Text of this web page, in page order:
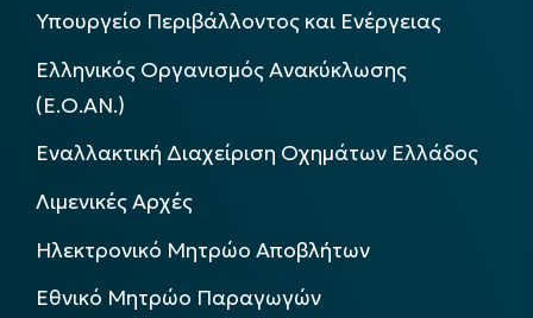
Υπουργείο Περιβάλλοντος και Ενέργειας
Ελληνικός Οργανισμός Ανακύκλωσης
(Ε.Ο.ΑΝ.)
Εναλλακτική Διαχείριση Οχημάτων Ελλάδος
Λιμενικές Αρχές
Ηλεκτρονικό Μητρώο Αποβλήτων
Εθνικό Μητρώο Παραγωγών